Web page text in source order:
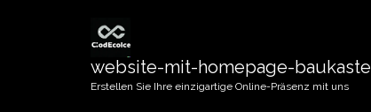
website-mit-homepage-
Erstellen Sie Ihre einzigartige Online-Präsenz mit uns